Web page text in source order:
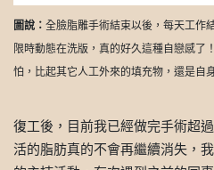
圖說： 全臉脂雕手術結束以後，每天工作
限時動態在洗版，真的好久這種自戀感了
怕，比起其它人工外來的填充物，還是自
復工後，目前我已經做完手術超
活的脂肪真的不會再繼續消失，